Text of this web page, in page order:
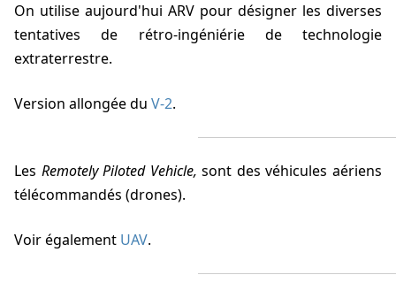
On utilise aujourd'hui ARV pour désigner les diverses
tentatives de rétro-ingéniérie de technologie
extraterrestre.
Version allongée du V-2.
Les Remotely Piloted Vehicle, sont des véhicules aériens
télécommandés (drones).
Voir également UAV.